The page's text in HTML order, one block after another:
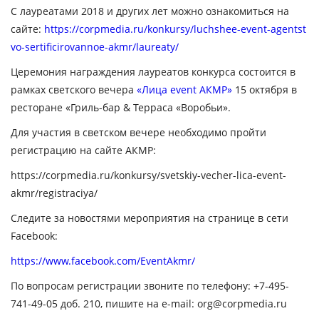
С лауреатами 2018 и других лет можно ознакомиться на
сайте: https://corpmedia.ru/konkursy/luchshee-event-agentst
vo-sertificirovannoe-akmr/laureaty/
Церемония награждения лауреатов конкурса состоится в
рамках светского вечера «Лица event АКМР» 15 октября в
ресторане «Гриль-бар & Терраса «Воробьи».
Для участия в светском вечере необходимо пройти
регистрацию на сайте АКМР:
https://corpmedia.ru/konkursy/svetskiy-vecher-lica-event-
akmr/registraciya/
Следите за новостями мероприятия на странице в сети
Facebook:
https://www.facebook.com/EventAkmr/
По вопросам регистрации звоните по телефону: +7-495-
741-49-05 доб. 210, пишите на e-mail: org@corpmedia.ru